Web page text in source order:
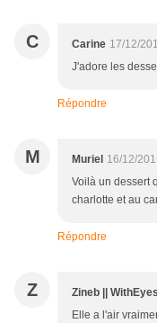
C Carine 17/12/
J'adore les
Répondre
M Muriel 16/12/
Voilà un dessert
charlotte et au
Répondre
Z Zineb ||
Elle a l'air